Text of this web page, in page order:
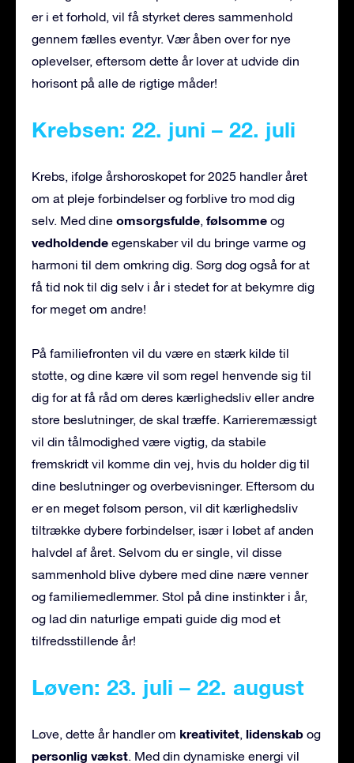
er i et forhold, vil få styrket deres sammenhold
gennem fælles eventyr. Vær åben over for nye
oplevelser, eftersom dette år lover at udvide din
horisont på alle de rigtige måder!
Krebsen: 22. juni – 22. juli
Krebs, ifølge årshoroskopet for 2025 handler året
om at pleje forbindelser og forblive tro mod dig
selv. Med dine omsorgsfulde, følsomme og
vedholdende egenskaber vil du bringe varme og
harmoni til dem omkring dig. Sørg dog også for at
få tid nok til dig selv i år i stedet for at bekymre dig
for meget om andre!
På familiefronten vil du være en stærk kilde til
støtte, og dine kære vil som regel henvende sig til
dig for at få råd om deres kærlighedsliv eller andre
store beslutninger, de skal træffe. Karrieremæssigt
vil din tålmodighed være vigtig, da stabile
fremskridt vil komme din vej, hvis du holder dig til
dine beslutninger og overbevisninger. Eftersom du
er en meget følsom person, vil dit kærlighedsliv
tiltrække dybere forbindelser, især i løbet af anden
halvdel af året. Selvom du er single, vil disse
sammenhold blive dybere med dine nære venner
og familiemedlemmer. Stol på dine instinkter i år,
og lad din naturlige empati guide dig mod et
tilfredsstillende år!
Løven: 23. juli – 22. august
Løve, dette år handler om kreativitet, lidenskab og
personlig vækst. Med din dynamiske energi vil